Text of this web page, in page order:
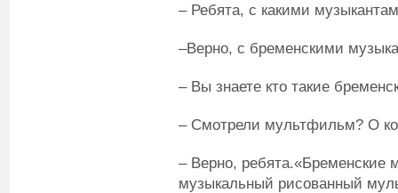
– Ребята, с какими
–Верно, с бременскими
– Вы знаете кто такие
– Смотрели мультфильм? О
– Верно, ребята.«Бременские
музыкальный рисованный